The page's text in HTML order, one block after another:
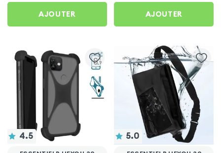
AJOUTER AJOUTER
4.5 5.0